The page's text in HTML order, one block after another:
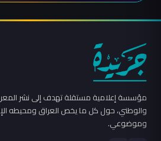
مؤسسة إعلامية مستقلة تهدف إلى نشر
والوطني، حول كل ما يخص العراق ومحيطه
وموضوعي.